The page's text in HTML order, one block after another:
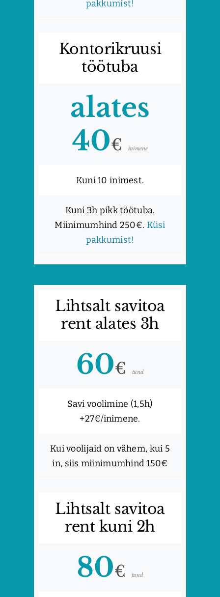
pakkumist!
Kontorikruusi
töötuba
alates
40€ inimene
Kuni 10 inimest.
Kuni 3h pikk töötuba.
Miinimumhind 250€. Küsi
pakkumist!
Lihtsalt savitoa
rent alates 3h
60€ tund
Savi voolimine (1,5h)
+27€/inimene.
Kui voolijaid on vähem, kui 5
in, siis miinimumhind 150€
Lihtsalt savitoa
rent kuni 2h
80€ tund